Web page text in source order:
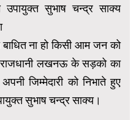
सुभाष चन्द्र साक्य
ना हो किसी आम जन को
लखनऊ के सड़को का
जिम्मेदारी को निभाते हुए
सुभाष चन्द्र साक्य।